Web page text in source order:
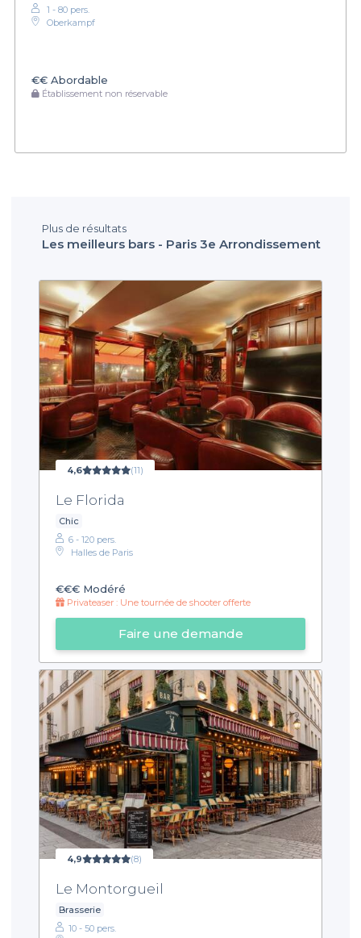
1 - 80 pers.
Oberkampf
€€ Abordable
Établissement non réservable
Plus de résultats
Les meilleurs bars - Paris 3e Arrondissement
4,6 (11)
Le Florida
Chic
6 - 120 pers.
Halles de Paris
€€€ Modéré
Privateaser : Une tournée de shooter offerte
Faire une demande
4,9 (8)
Le Montorgueil
Brasserie
10 - 50 pers.